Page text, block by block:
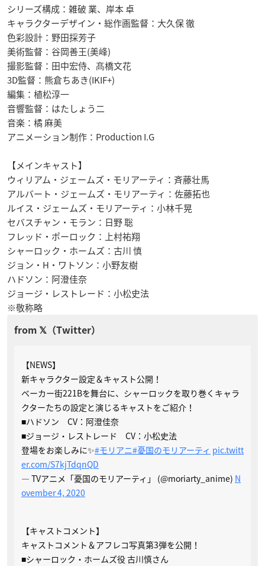
シリーズ構成：雑破 業、岸本 卓
キャラクターデザイン・総作画監督：大久保 徹
色彩設計：野田採芳子
美術監督：谷岡善王(美峰)
撮影監督：田中宏侍、髙橋文花
3D監督：熊倉ちあき(IKIF+)
編集：植松淳一
音響監督：はたしょう二
音楽：橘 麻美
アニメーション制作：Production I.G
【メインキャスト】
ウィリアム・ジェームズ・モリアーティ：斉藤壮馬
アルバート・ジェームズ・モリアーティ：佐藤拓也
ルイス・ジェームズ・モリアーティ：小林千晃
セバスチャン・モラン：日野 聡
フレッド・ポーロック：上村祐翔
シャーロック・ホームズ：古川 慎
ジョン・H・ワトソン：小野友樹
ハドソン：阿澄佳奈
ジョージ・レストレード：小松史法
※敬称略
【NEWS】
新キャラクター設定＆キャスト公開！
ベーカー街221Bを舞台に、シャーロックを取り巻くキャラ
クターたちの設定と演じるキャストをご紹介！
■ハドソン CV：阿澄佳奈
■ジョージ・レストレード CV：小松史法
登場をお楽しみに✨#モリアニ#憂国のモリアーティ pic.twitt
er.com/S7kjTdqnQD
— TVアニメ「憂国のモリアーティ」 (@moriarty_anime) N
ovember 4, 2020
【キャストコメント】
キャストコメント＆アフレコ写真第3弾を公開！
■シャーロック・ホームズ役 古川慎さん